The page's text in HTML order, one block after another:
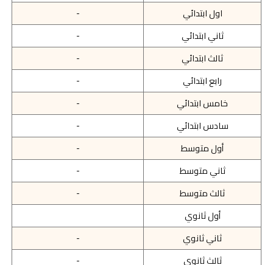
اول ابتدائي
-
ثاني ابتدائي
-
ثالث ابتدائي
-
رابع ابتدائي
-
خامس ابتدائي
-
سادس ابتدائي
-
أول متوسط
-
ثاني متوسط
-
ثالث متوسط
-
أول ثانوي
ثاني ثانوي
-
ثالث ثانوي
-